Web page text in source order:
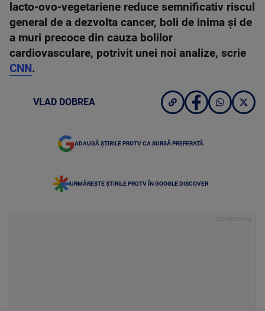
lacto-ovo-vegetariene reduce semnificativ riscul
general de a dezvolta cancer, boli de inima și de
a muri precoce din cauza bolilor
cardiovasculare, potrivit unei noi analize, scrie
CNN.
VLAD DOBREA
ADAUGĂ ȘTIRILE PROTV CA SURSĂ PREFERATĂ
URMĂREȘTE ȘTIRILE PROTV ÎN GOOGLE DISCOVER